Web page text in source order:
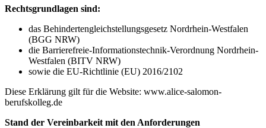
Rechtsgrundlagen sind:
das Behindertengleichstellungsgesetz Nordrhein-Westfalen
(BGG NRW)
die Barrierefreie-Informationstechnik-Verordnung Nordrhein-
Westfalen (BITV NRW)
sowie die EU-Richtlinie (EU) 2016/2102
Diese Erklärung gilt für die Website: www.alice-salomon-
berufskolleg.de
Stand der Vereinbarkeit mit den Anforderungen